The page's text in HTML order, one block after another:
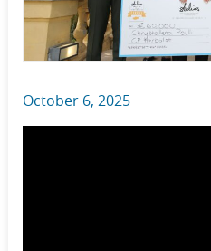
October 6, 2025